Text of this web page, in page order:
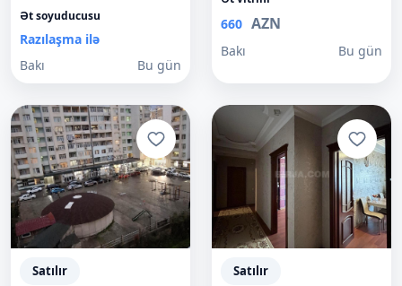
Ət soyuducusu
Razılaşma ilə
Bakı
Bu gün
660 AZN
Bakı Bu gün
Satılır Satılır